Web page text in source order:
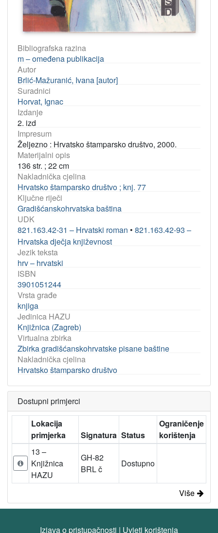
Bibliografska razina
m – omeđena publikacija
Autor
Brlić-Mažuranić, Ivana [autor]
Suradnici
Horvat, Ignac
Izdanje
2. izd
Impresum
Željezno : Hrvatsko štamparsko društvo, 2000.
Materijalni opis
136 str. ; 22 cm
Nakladnička cjelina
Hrvatsko štamparsko društvo ; knj. 77
Ključne riječi
Gradišćanskohrvatska baština
UDK
821.163.42-31 – Hrvatski roman • 821.163.42-93 –
Hrvatska dječja književnost
Jezik teksta
hrv – hrvatski
ISBN
3901051244
Vrsta građe
knjiga
Jedinica HAZU
Knjižnica (Zagreb)
Virtualna zbirka
Zbirka gradišćanskohrvatske pisane baštine
Nakladnička cjelina
Hrvatsko štamparsko društvo
Dostupni primjerci
Lokacija
primjerka
Signatura Status
Ograničenje
korištenja
13 –
Knjižnica
HAZU
GH-82
BRL č
Dostupno
Više
Izjava o pristupačnosti | Uvjeti korištenja